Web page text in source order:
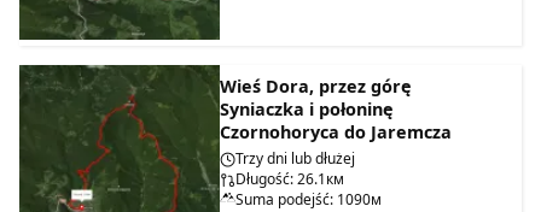
Wieś Dora, przez górę
Syniaczka i połoninę
Czornohoryca do Jaremcza
Trzy dni lub dłużej
Długość: 26.1км
Suma podejść: 1090м